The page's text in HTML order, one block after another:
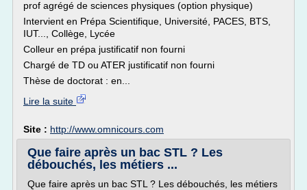
prof agrégé de sciences physiques (option physique)
Intervient en Prépa Scientifique, Université, PACES, BTS,
IUT..., Collège, Lycée
Colleur en prépa justificatif non fourni
Chargé de TD ou ATER justificatif non fourni
Thèse de doctorat : en...
Lire la suite
Site : http://www.omnicours.com
Que faire après un bac STL ? Les
débouchés, les métiers ...
Que faire après un bac STL ? Les débouchés, les métiers